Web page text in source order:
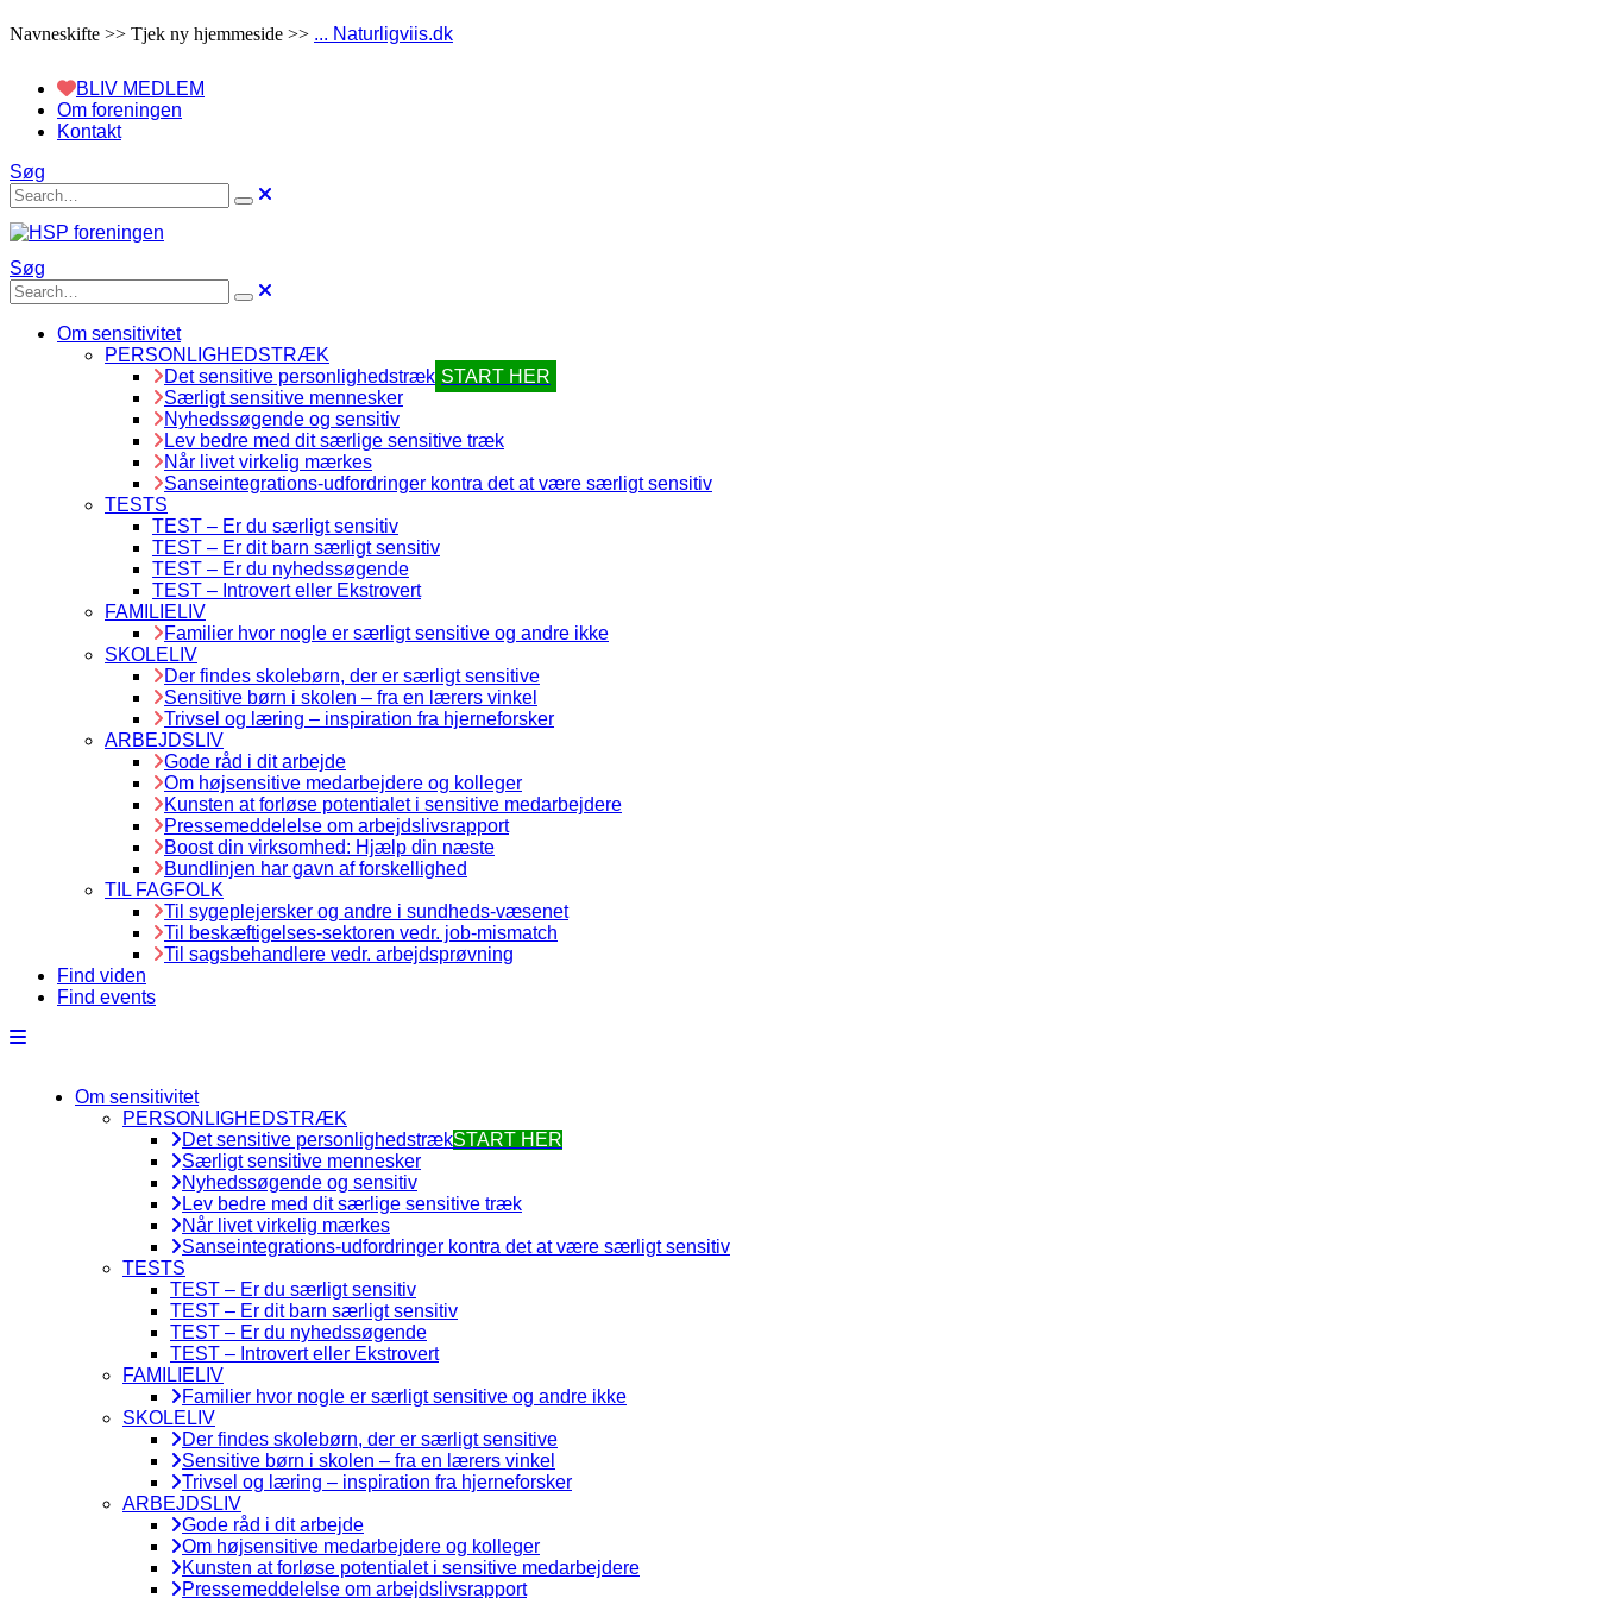
Navneskifte >> Tjek ny hjemmeside >> ... Naturligviis.dk
BLIV MEDLEM
Om foreningen
Kontakt
Søg
Søg
Om sensitivitet
PERSONLIGHEDSTRÆK
Det sensitive personlighedstræk START HER
Særligt sensitive mennesker
Nyhedssøgende og sensitiv
Lev bedre med dit særlige sensitive træk
Når livet virkelig mærkes
Sanseintegrations-udfordringer kontra det at være særligt sensitiv
TESTS
TEST – Er du særligt sensitiv
TEST – Er dit barn særligt sensitiv
TEST – Er du nyhedssøgende
TEST – Introvert eller Ekstrovert
FAMILIELIV
Familier hvor nogle er særligt sensitive og andre ikke
SKOLELIV
Der findes skolebørn, der er særligt sensitive
Sensitive børn i skolen – fra en lærers vinkel
Trivsel og læring – inspiration fra hjerneforsker
ARBEJDSLIV
Gode råd i dit arbejde
Om højsensitive medarbejdere og kolleger
Kunsten at forløse potentialet i sensitive medarbejdere
Pressemeddelelse om arbejdslivsrapport
Boost din virksomhed: Hjælp din næste
Bundlinjen har gavn af forskellighed
TIL FAGFOLK
Til sygeplejersker og andre i sundheds-væsenet
Til beskæftigelses-sektoren vedr. job-mismatch
Til sagsbehandlere vedr. arbejdsprøvning
Find viden
Find events
Om sensitivitet
PERSONLIGHEDSTRÆK
Det sensitive personlighedstrækSTART HER
Særligt sensitive mennesker
Nyhedssøgende og sensitiv
Lev bedre med dit særlige sensitive træk
Når livet virkelig mærkes
Sanseintegrations-udfordringer kontra det at være særligt sensitiv
TESTS
TEST – Er du særligt sensitiv
TEST – Er dit barn særligt sensitiv
TEST – Er du nyhedssøgende
TEST – Introvert eller Ekstrovert
FAMILIELIV
Familier hvor nogle er særligt sensitive og andre ikke
SKOLELIV
Der findes skolebørn, der er særligt sensitive
Sensitive børn i skolen – fra en lærers vinkel
Trivsel og læring – inspiration fra hjerneforsker
ARBEJDSLIV
Gode råd i dit arbejde
Om højsensitive medarbejdere og kolleger
Kunsten at forløse potentialet i sensitive medarbejdere
Pressemeddelelse om arbejdslivsrapport